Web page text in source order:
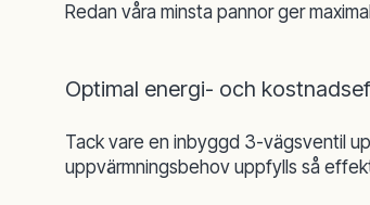
Redan våra minsta pannor ger
Optimal energi- och
Tack vare en inbyggd 3-vägsventil
uppvärmningsbehov uppfylls så